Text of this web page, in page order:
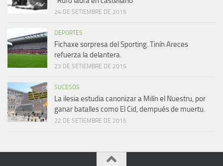
24 DE SETIEMBRE DE 2015
DEPORTES
Fichaxe sorpresa del Sporting. Tinín Areces
refuerza la delantera.
23 DE SETIEMBRE DE 2015
SUCESOS
La ilesia estudia canonizar a Milín el Nuestru, por
ganar batalles como El Cid, dempués de muertu.
22 DE SETIEMBRE DE 2015